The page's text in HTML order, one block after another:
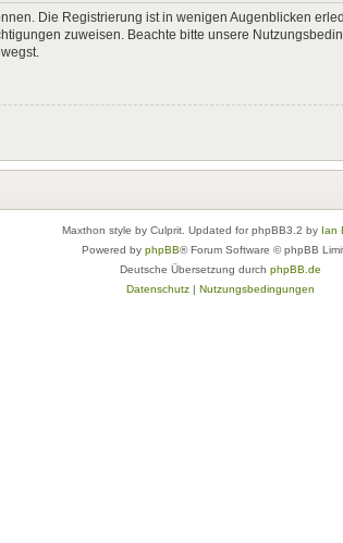
Die Registrierung ist in wenigen Augenblicken
zuweisen. Beachte bitte unsere
Maxthon style by Culprit. Updated for phpBB3.2 by Ian
Powered by phpBB® Forum Software © phpBB
Deutsche Übersetzung durch phpBB.de
Datenschutz| Nutzungsbedingungen